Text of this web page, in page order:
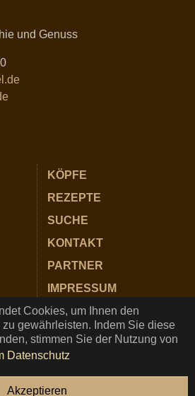
Cookies, um Ihnen den
gewährleisten. Indem Sie diese
stimmen Sie der Nutzung von
Datenschutz
Akzeptieren
und Genuss
KÖPFE
REZEPTE
SUCHE
KONTAKT
PARTNER
IMPRESSUM
DATENSCHUTZ
2025 ★ Magazin für Gastrosophie